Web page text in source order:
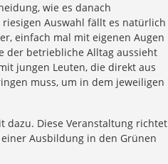
wie es danach
Auswahl fällt es natürlich
einfach mal mit eigenen Augen
der betriebliche Alltag aussieht
jungen Leuten, die direkt aus
muss, um in dem jeweiligen
dazu. Diese Veranstaltung richtet
Ausbildung in den Grünen